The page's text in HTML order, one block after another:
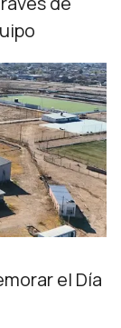
el Día